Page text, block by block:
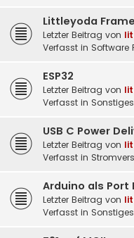
Littleyoda
Letzter Beitrag von
Verfasst in Software
ESP32
Letzter Beitrag von
Verfasst in Sonstiges
USB C Power
Letzter Beitrag von
Verfasst in
Arduino als Port
Letzter Beitrag von
Verfasst in Sonstiges